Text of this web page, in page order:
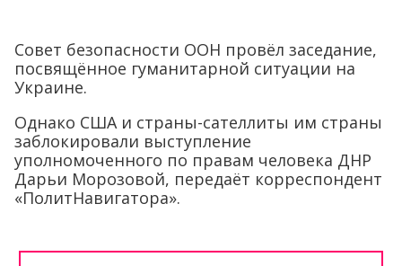
Совет безопасности ООН провёл заседание,
посвящённое гуманитарной ситуации на
Украине.
Однако США и страны-сателлиты им страны
заблокировали выступление
уполномоченного по правам человека ДНР
Дарьи Морозовой, передаёт корреспондент
«ПолитНавигатора».